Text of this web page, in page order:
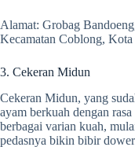
Alamat: Grobag
Kecamatan Coblong,
3. Cekeran Midun
Cekeran Midun, yang
ayam berkuah dengan
berbagai varian kuah,
pedasnya bikin bibir